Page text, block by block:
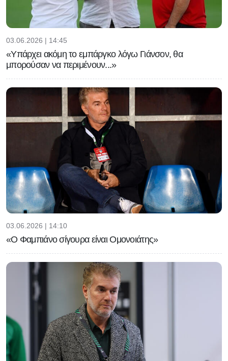
03.06.2026 | 14:45
«Υπάρχει ακόμη το εμπάργκο λόγω Γιάνσον, θα
μπορούσαν να περιμένουν...»
03.06.2026 | 14:10
«Ο Φαμπιάνο σίγουρα είναι Ομονοιάτης»